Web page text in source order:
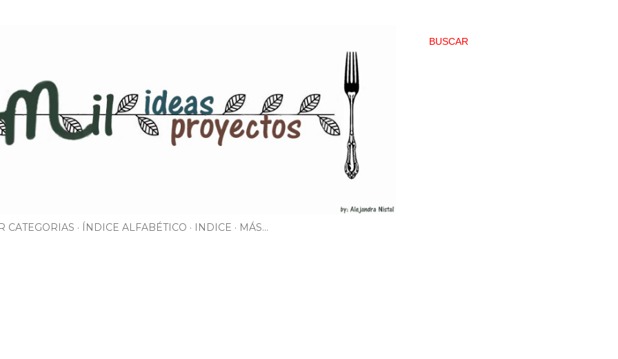
BUSCAR
CATEGORIAS ÍNDICE ALFABÉTICO INDICE MÁS…